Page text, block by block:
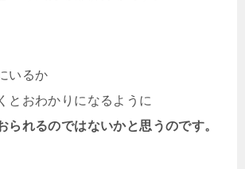
いるか
とおわかりになるように
られるのではないかと思うのです。